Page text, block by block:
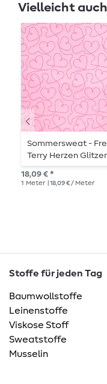
Vielleicht
Sommersweat -
Terry Herzen Glitzer
Rosa
18,09 € *
1 Meter | 18,09 € / Meter
Stoffe für jeden Tag
Baumwollstoffe
Leinenstoffe
Viskose Stoff
Sweatstoffe
Musselin